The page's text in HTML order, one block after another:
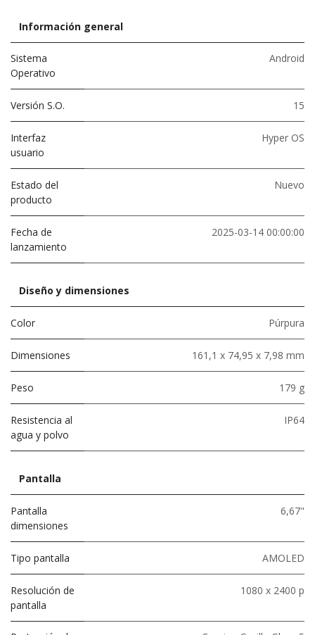
Información general
Sistema
Operativo
Android
Versión S.O. 15
Interfaz
usuario
Hyper OS
Estado del
producto
Nuevo
Fecha de
lanzamiento
2025-03-14 00:00:00
Diseño y dimensiones
Color Púrpura
Dimensiones 161,1 x 74,95 x 7,98 mm
Peso 179 g
Resistencia al
agua y polvo
IP64
Pantalla
Pantalla
dimensiones
6,67"
Tipo pantalla AMOLED
Resolución de
pantalla
1080 x 2400 p